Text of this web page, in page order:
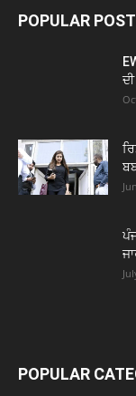
POPULAR
POPULAR